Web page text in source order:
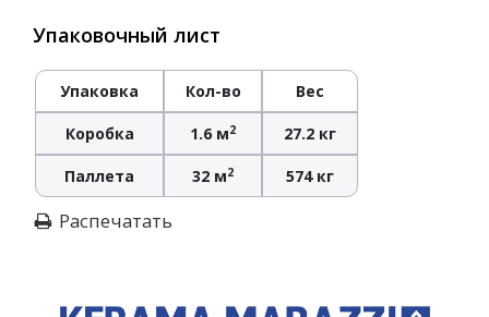
Упаковочный лист
Упаковка Кол-во Вес
Коробка 1.6 м2 27.2 кг
Паллета 32 м2 574 кг
Распечатать